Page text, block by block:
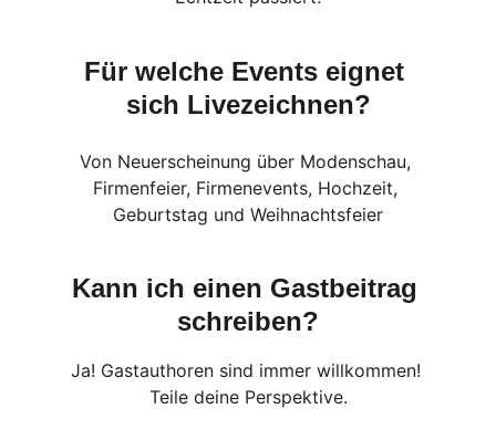
Für welche Events eignet
sich Livezeichnen?
Von Neuerscheinung über Modenschau,
Firmenfeier, Firmenevents, Hochzeit,
Geburtstag und Weihnachtsfeier
Kann ich einen Gastbeitrag
schreiben?
Ja! Gastauthoren sind immer willkommen!
Teile deine Perspektive.